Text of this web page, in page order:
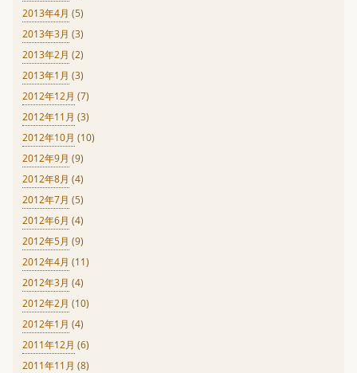
2013年4月 (5)
2013年3月 (3)
2013年2月 (2)
2013年1月 (3)
2012年12月 (7)
2012年11月 (3)
2012年10月 (10)
2012年9月 (9)
2012年8月 (4)
2012年7月 (5)
2012年6月 (4)
2012年5月 (9)
2012年4月 (11)
2012年3月 (4)
2012年2月 (10)
2012年1月 (4)
2011年12月 (6)
2011年11月 (8)